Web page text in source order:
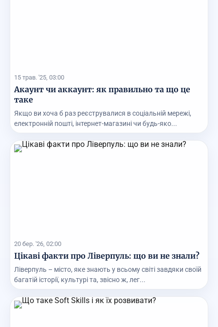
15 трав. '25, 03:00
Акаунт чи аккаунт: як правильно та що це
таке
Якщо ви хоча б раз реєструвалися в соціальній мережі,
електронній пошті, інтернет-магазині чи будь-яко...
20 бер. '26, 02:00
Цікаві факти про Ліверпуль: що ви не знали?
Ліверпуль – місто, яке знають у всьому світі завдяки своїй
багатій історії, культурі та, звісно ж, лег...